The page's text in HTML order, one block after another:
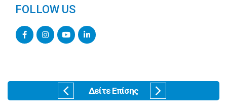
FOLLOW US
Δείτε Επίσης